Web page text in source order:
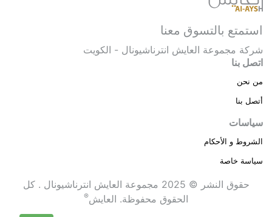
استمتع بالتسوق معنا
شركة مجموعة العايش انترناشيونال - الكويت
اتصل بنا
من نحن
أتصل بنا
سياسات
الشروط و الأحكام
سياسة خاصة
حقوق النشر © 2025 مجموعة العايش انترناشيونال . كل
الحقوق محفوظة. العايش®